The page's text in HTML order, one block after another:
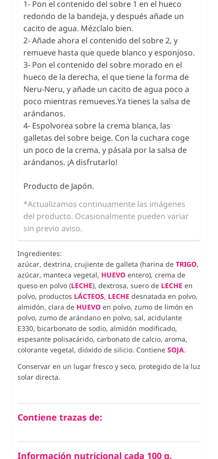
1- Pon el contenido del sobre 1 en el hueco
redondo de la bandeja, y después añade un
cacito de agua. Mézclalo bien.
2- Añade ahora el contenido del sobre 2, y
remueve hasta que quede blanco y esponjoso.
3- Pon el contenido del sobre morado en el
hueco de la derecha, el que tiene la forma de
Neru-Neru, y añade un cacito de agua poco a
poco mientras remueves.Ya tienes la salsa de
arándanos.
4- Espolvorea sobre la crema blanca, las
galletas del sobre beige. Con la cuchara coge
un poco de la crema, y pásala por la salsa de
arándanos. ¡A disfrutarlo!
Producto de Japón.
*Actualizamos continuamente las imágenes
del producto. Ocasionalmente pueden variar
sin previo aviso.
Ingredientes:
azúcar, dextrina, crujiente de galleta (harina de TRIGO,
azúcar, manteca vegetal, HUEVO entero), crema de
queso en polvo (LECHE), dextrosa, suero de LECHE en
polvo, productos LÁCTEOS, LECHE desnatada en polvo,
almidón, clara de HUEVO en polvo, zumo de limón en
polvo, zumo de arándano en polvo, sal, acidulante
E330, bicarbonato de sodio, almidón modificado,
espesante polisacárido, carbonato de calcio, aroma,
colorante vegetal, dióxido de silicio. Contiene SOJA.
Conservar en un lugar fresco y seco, protegido de la luz
solar directa.
Contiene trazas de:
Información nutricional cada 100 g.